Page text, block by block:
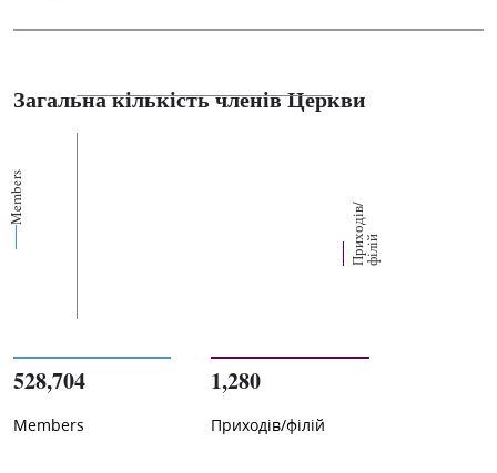
Загальна кількість членів Церкви
Members
П
р
их
о
д
і
в
/
ф
і
л
ій
528,704
Members
1,280
Приходів/філій